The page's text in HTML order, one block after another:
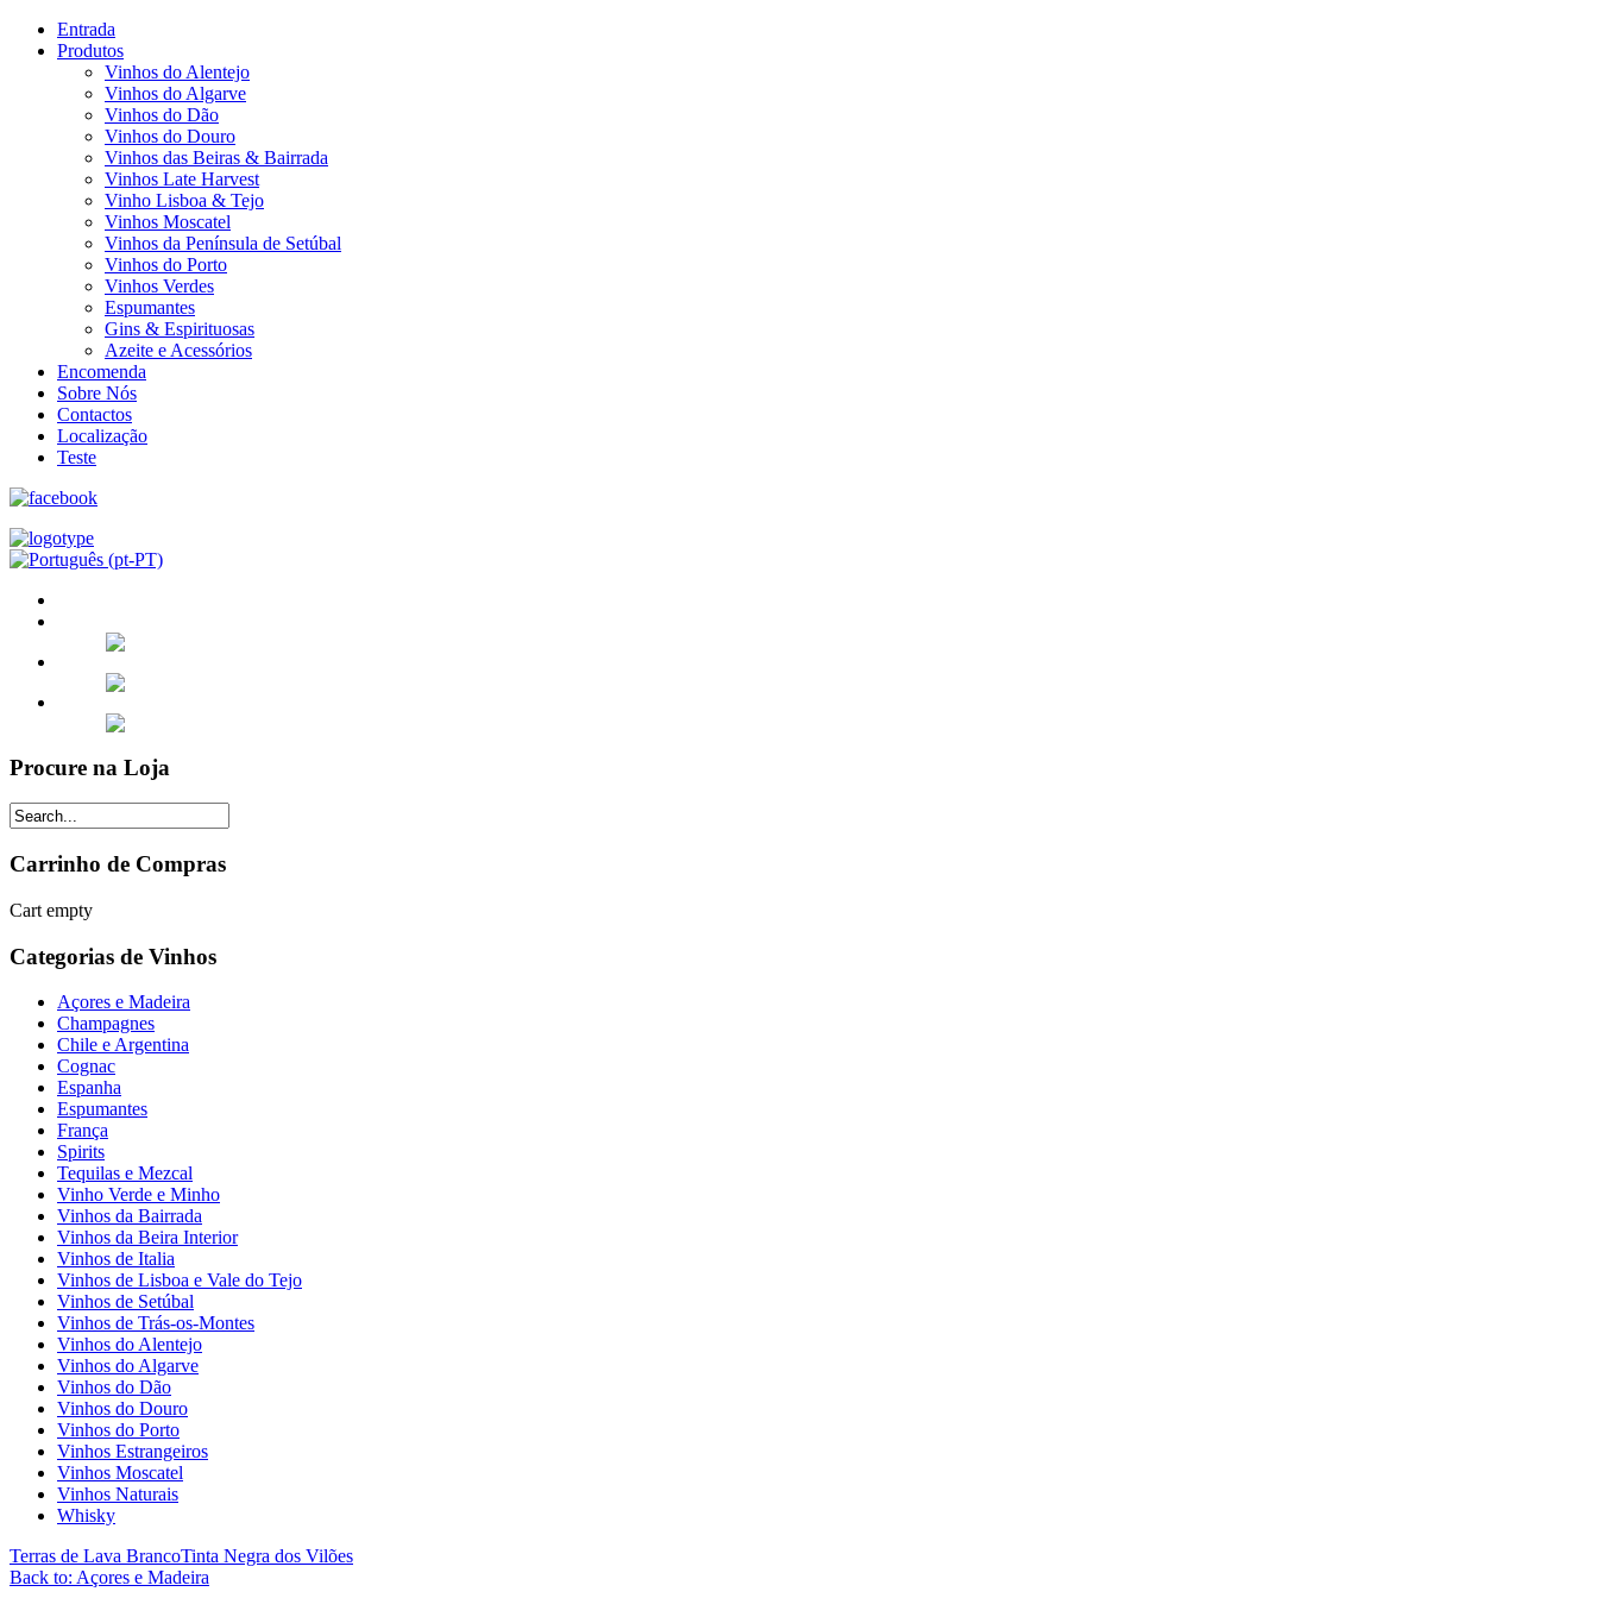
Entrada
Produtos
Vinhos do Alentejo
Vinhos do Algarve
Vinhos do Dão
Vinhos do Douro
Vinhos das Beiras & Bairrada
Vinhos Late Harvest
Vinho Lisboa & Tejo
Vinhos Moscatel
Vinhos da Península de Setúbal
Vinhos do Porto
Vinhos Verdes
Espumantes
Gins & Espirituosas
Azeite e Acessórios
Encomenda
Sobre Nós
Contactos
Localização
Teste
Procure na Loja
Carrinho de Compras
Cart empty
Categorias de Vinhos
Açores e Madeira
Champagnes
Chile e Argentina
Cognac
Espanha
Espumantes
França
Spirits
Tequilas e Mezcal
Vinho Verde e Minho
Vinhos da Bairrada
Vinhos da Beira Interior
Vinhos de Italia
Vinhos de Lisboa e Vale do Tejo
Vinhos de Setúbal
Vinhos de Trás-os-Montes
Vinhos do Alentejo
Vinhos do Algarve
Vinhos do Dão
Vinhos do Douro
Vinhos do Porto
Vinhos Estrangeiros
Vinhos Moscatel
Vinhos Naturais
Whisky
Terras de Lava BrancoTinta Negra dos Vilões
Back to: Açores e Madeira